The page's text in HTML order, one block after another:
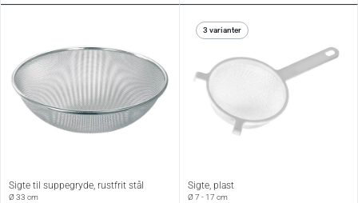
Sigte til suppegryde, rustfrit stål
Ø 33 cm
3 varianter
Sigte, plast
Ø 7 - 17 cm